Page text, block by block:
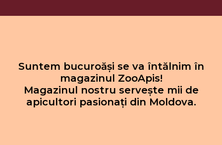
Suntem bucuroăși se va întălnim în
magazinul ZooApis!
Magazinul nostru servește mii de
apicultori pasionați din Moldova.